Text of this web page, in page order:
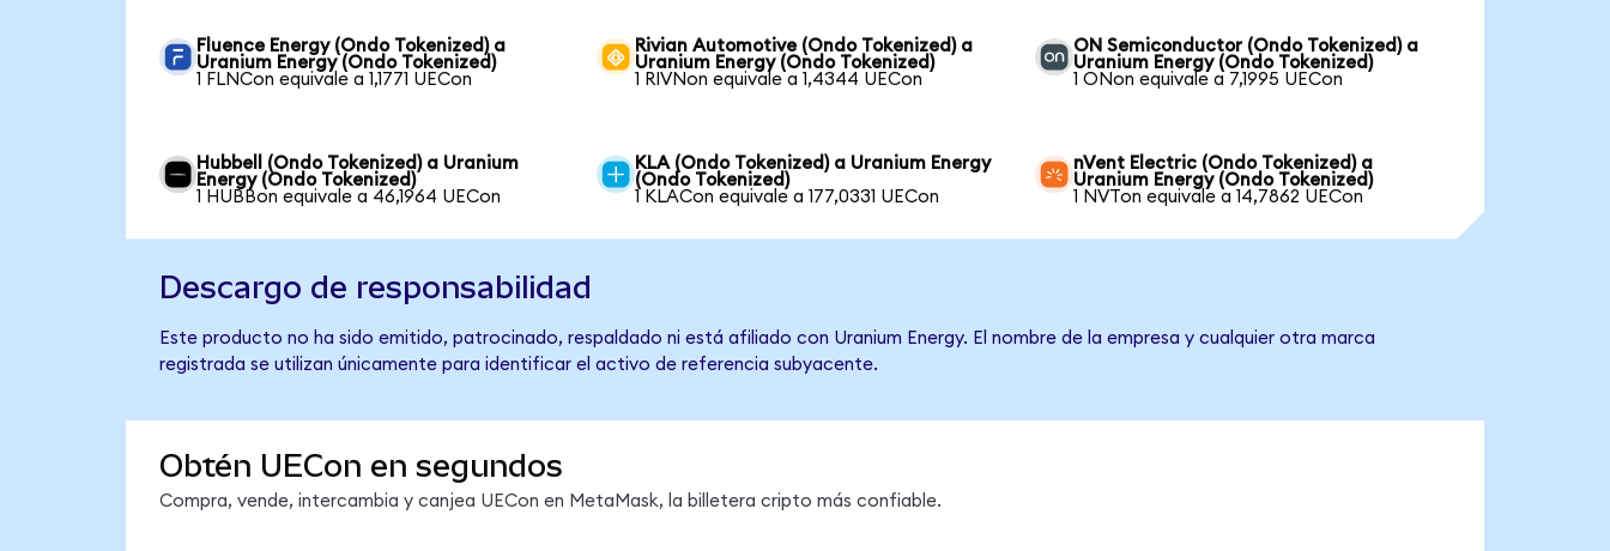
Fluence Energy (Ondo Tokenized) a
Uranium Energy (Ondo Tokenized)
1 FLNCon equivale a 1,1771 UECon
Rivian Automotive (Ondo Tokenized) a
Uranium Energy (Ondo Tokenized)
1 RIVNon equivale a 1,4344 UECon
ON Semiconductor (Ondo Tokenized) a
Uranium Energy (Ondo Tokenized)
1 ONon equivale a 7,1995 UECon
Hubbell (Ondo Tokenized) a Uranium
Energy (Ondo Tokenized)
1 HUBBon equivale a 46,1964 UECon
KLA (Ondo Tokenized) a Uranium Energy
(Ondo Tokenized)
1 KLACon equivale a 177,0331 UECon
nVent Electric (Ondo Tokenized) a
Uranium Energy (Ondo Tokenized)
1 NVTon equivale a 14,7862 UECon
Descargo de responsabilidad
Este producto no ha sido emitido, patrocinado, respaldado ni está afiliado con Uranium Energy. El nombre de la empresa y cualquier otra marca
registrada se utilizan únicamente para identificar el activo de referencia subyacente.
Obtén UECon en segundos
Compra, vende, intercambia y canjea UECon en MetaMask, la billetera cripto más confiable.